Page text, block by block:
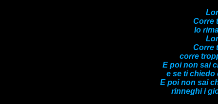
Corre
Io
Corre
corre
E poi non sai
e se ti chiedo
E poi non sai
rinneghi i